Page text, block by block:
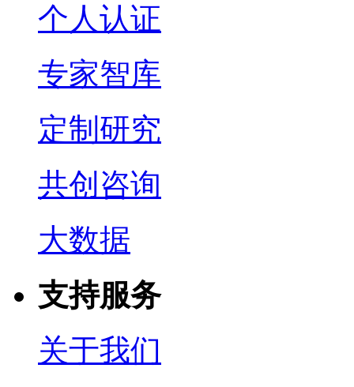
个人认证
专家智库
定制研究
共创咨询
大数据
支持服务
关于我们